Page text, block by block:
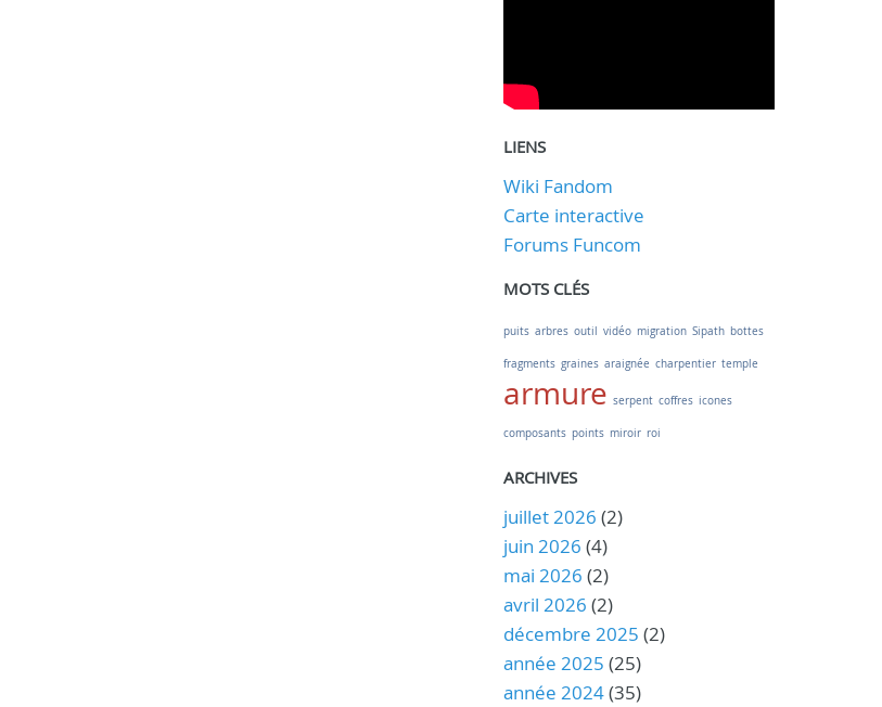
LIENS
Wiki Fandom
Carte interactive
Forums Funcom
MOTS CLÉS
puits arbres outil vidéo migration Sipath bottes
fragments graines araignée charpentier temple
armure serpent coffres icones
composants points miroir roi
ARCHIVES
juillet 2026 (2)
juin 2026 (4)
mai 2026 (2)
avril 2026 (2)
décembre 2025 (2)
année 2025 (25)
année 2024(35)